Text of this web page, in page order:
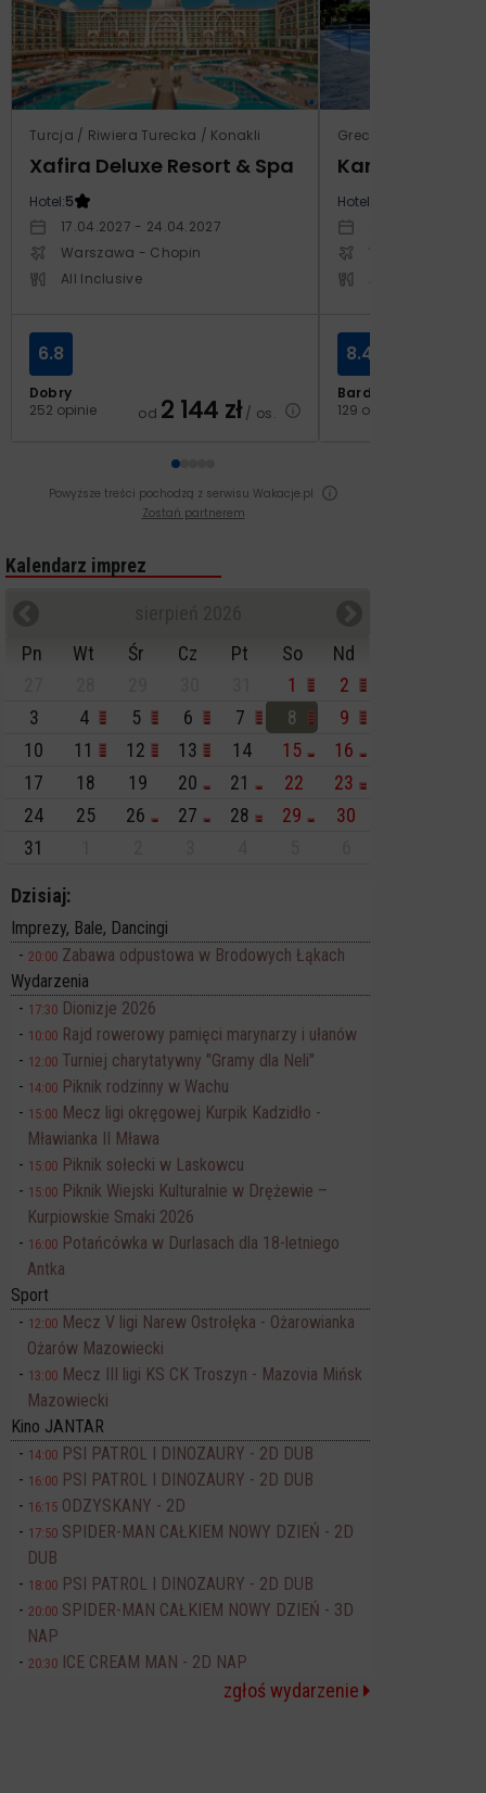
Turcja / Riwiera Turecka / Konakli
Xafira Deluxe Resort & Spa
Hotel:5
17.04.2027 - 24.04.2027
Warszawa - Chopin
All Inclusive
Dobry
252 opinie
6.8
od 2 144 zł/ os.
Grecja / Samos /
Kampos
Hotel:
Warszawa -
Bardzo dobry
129 opinii
8.4
Powyższe treści pochodzą z serwisu Wakacje.pl
Zostań partnerem
Kalendarz imprez
Pn
Wt Śr Cz Pt So
Nd
1
2
3
4 5 6 7 8
9
10
11 12 13 14 15
16
17
18 19 20 21 22
23
24
25 26 27 28 29
30
31
Dzisiaj:
Imprezy, Bale, Dancingi
20:00 Zabawa odpustowa w Brodowych Łąkach
Wydarzenia
17:30 Dionizje 2026
10:00 Rajd rowerowy pamięci marynarzy i ułanów
12:00 Turniej charytatywny "Gramy dla Neli"
14:00 Piknik rodzinny w Wachu
15:00 Mecz ligi okręgowej Kurpik Kadzidło -
Mławianka II Mława
15:00 Piknik sołecki w Laskowcu
15:00 Piknik Wiejski Kulturalnie w Drężewie –
Kurpiowskie Smaki 2026
16:00 Potańcówka w Durlasach dla 18-letniego
Antka
Sport
12:00 Mecz V ligi Narew Ostrołęka - Ożarowianka
Ożarów Mazowiecki
13:00 Mecz III ligi KS CK Troszyn - Mazovia Mińsk
Mazowiecki
Kino JANTAR
14:00 PSI PATROL I DINOZAURY - 2D DUB
16:00 PSI PATROL I DINOZAURY - 2D DUB
16:15 ODZYSKANY - 2D
17:50 SPIDER-MAN CAŁKIEM NOWY DZIEŃ - 2D
DUB
18:00 PSI PATROL I DINOZAURY - 2D DUB
20:00 SPIDER-MAN CAŁKIEM NOWY DZIEŃ - 3D
NAP
20:30 ICE CREAM MAN - 2D NAP
zgłoś wydarzenie